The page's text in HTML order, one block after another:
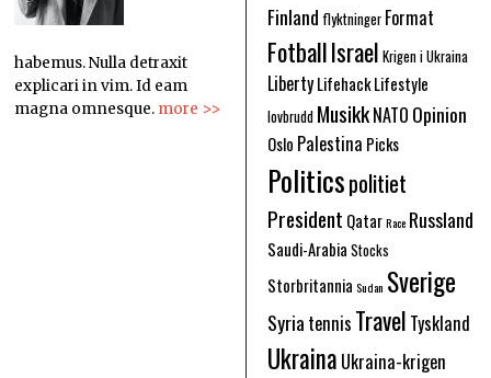
habemus. Nulla detraxit
explicari in vim. Id eam
magna omnesque. more >>
Finland flyktninger Format
FotballIsrael Krigen i Ukraina
LibertyLifehackLifestyle
lovbrudd MusikkNATO Opinion
Oslo Palestina Picks
Politicspolitiet
President QatarRace Russland
Saudi-Arabia Stocks
Storbritannia Sudan Sverige
Syria tennis Travel Tyskland
Ukraina Ukraina-krigen